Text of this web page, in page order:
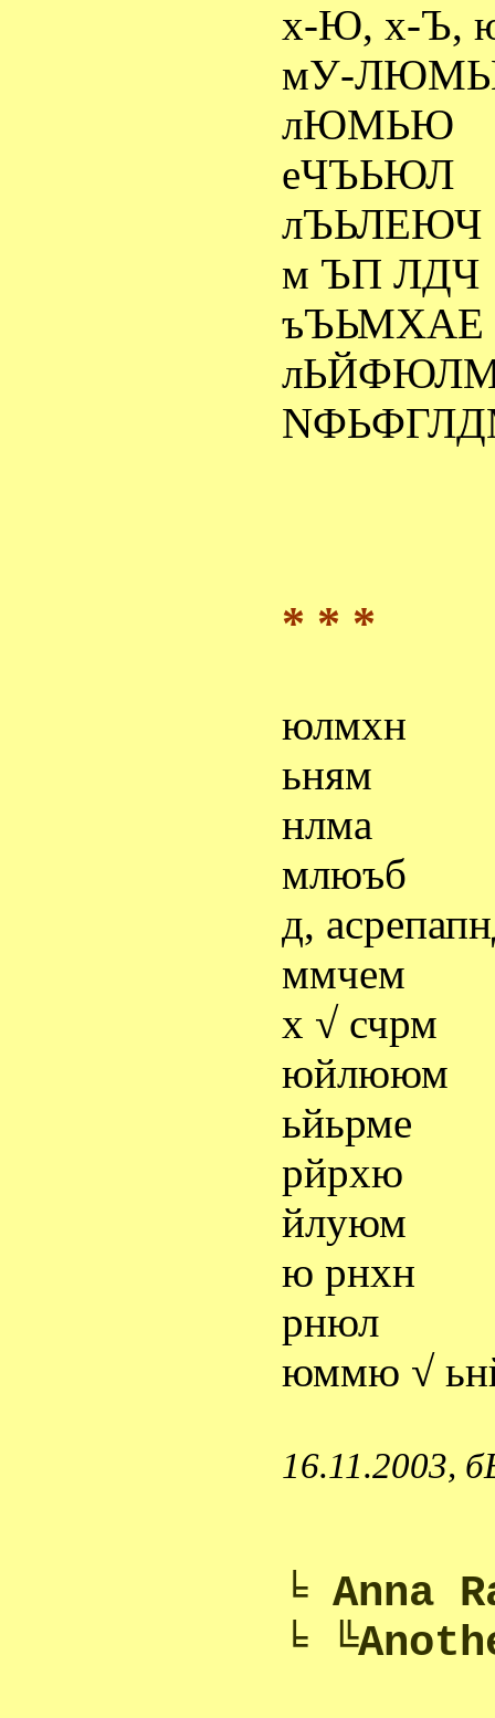
х-Ю, х-Ъ,
мУ-
лЮМЬЮ
еЧЪЬЮЛ
лЪЬЛЕЮЧ
м ЪП ЛДЧ
ъЪЬМХАЕ
N
* * *
юлмхн
ьням
нлма
млюъб
д,
ммчем
х √ счрм
юйлююм
ьйьрме
рйрхю
йлуюм
ю рнхн
рнюл
юммю √
16.11.2003,
╘ Anna
╘